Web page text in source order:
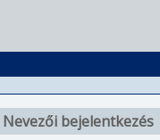
Nevezői bejelentkezés